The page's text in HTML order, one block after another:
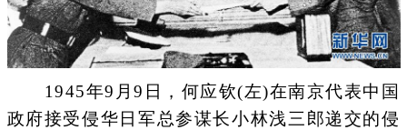
1945年9月9日，何应钦(左)在南京代表中国
政府接受侵华日军总参谋长小林浅三郎递交的侵